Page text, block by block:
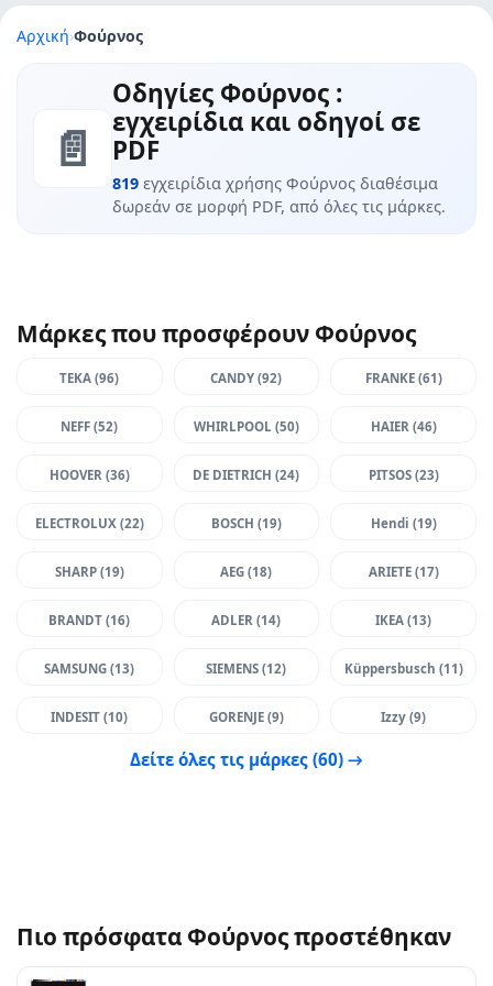
Αρχική›Φούρνος
📄
Οδηγίες Φούρνος :
εγχειρίδια και οδηγοί σε
PDF
819 εγχειρίδια χρήσης Φούρνος διαθέσιμα
δωρεάν σε μορφή PDF, από όλες τις μάρκες.
Μάρκες που προσφέρουν Φούρνος
TEKA (96) CANDY (92) FRANKE (61)
NEFF (52) WHIRLPOOL (50) HAIER (46)
HOOVER (36) DE DIETRICH (24) PITSOS (23)
ELECTROLUX (22) BOSCH (19) Hendi (19)
SHARP (19) AEG (18) ARIETE (17)
BRANDT (16) ADLER (14) IKEA (13)
SAMSUNG (13) SIEMENS (12) Küppersbusch (11)
INDESIT (10) GORENJE (9) Izzy (9)
Δείτε όλες τις μάρκες (60) →
Πιο πρόσφατα Φούρνος προστέθηκαν